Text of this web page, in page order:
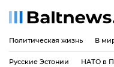
Политическая жизнь В
Русские Эстонии НАТО в